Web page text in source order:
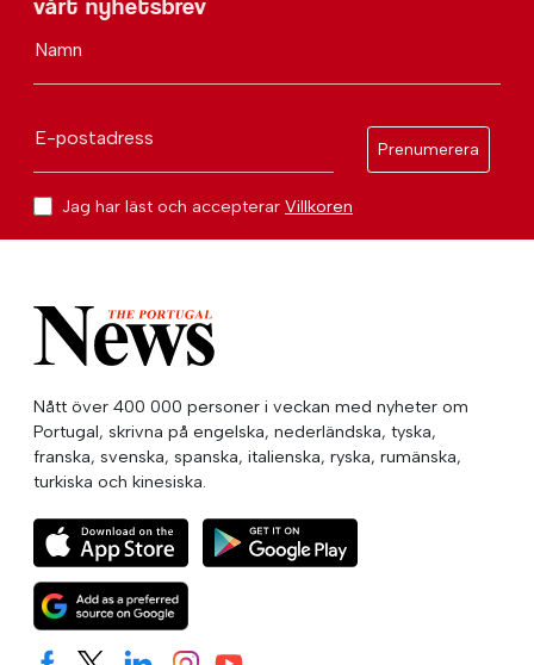
vårt nyhetsbrev
Namn
E-postadress
Prenumerera
Jag har läst och accepterar Villkoren
Nått över 400 000 personer i veckan med nyheter om
Portugal, skrivna på engelska, nederländska, tyska,
franska, svenska, spanska, italienska, ryska, rumänska,
turkiska och kinesiska.